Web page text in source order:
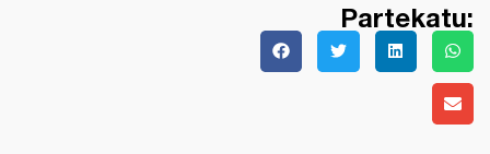
Partekatu: